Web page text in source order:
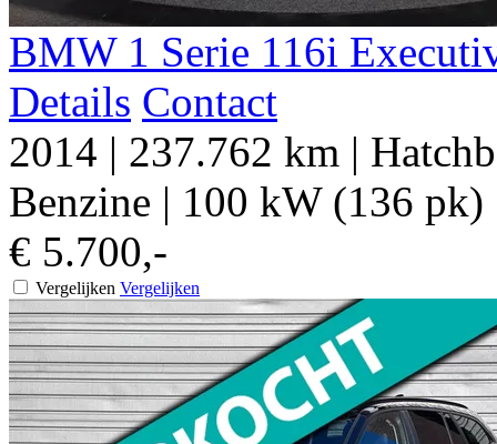
BMW 1 Serie 116i
Details Contact
2014 | 237.762 km |
Benzine | 100 kW (136 pk)
€ 5.700,-
Vergelijken Vergelijken